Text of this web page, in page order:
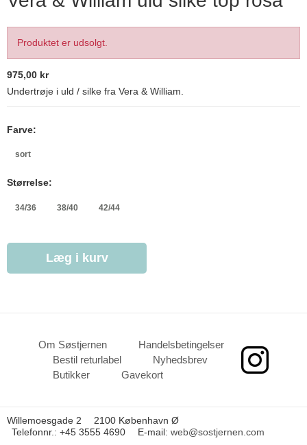
Produktet er udsolgt.
975,00 kr
Undertrøje i uld / silke fra Vera & William.
Farve:
sort
Størrelse:
34/36 38/40 42/44
Læg i kurv
Om Søstjernen
Handelsbetingelser
Bestil returlabel
Nyhedsbrev
Butikker
Gavekort
Willemoesgade 2
2100 København Ø
Telefonnr.: +45 3555 4690 E-mail: web@sostjernen.com